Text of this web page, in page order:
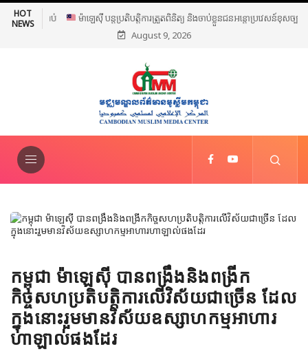
HOT
NEWS
ម៉ាឡេស៊ី បន្តប្រតិបត្តិការត្រួតពិនិត្យ និងចាប់ខ្លួនជនអន្តោប្រវេសន៍ខុស
ច្បាប់ទូទាំងប្រទេស
August 9, 2026
កម្ពុជា ម៉ាឡេស៊ី បានពង្រឹងនិងពង្រីក
កិច្ចសហប្រតិបត្តិការលើវិស័យជាច្រើន ដែល
ក្នុងនោះរួមមានវិស័យឧស្សាហកម្មអាហារ
ហាឡាល់ផងដែរ